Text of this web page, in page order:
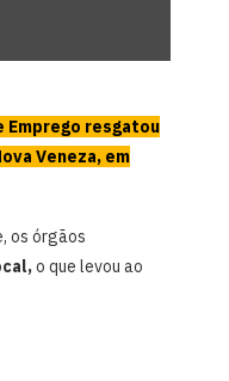
Emprego resgatou
Veneza, em
os órgãos
o que levou ao